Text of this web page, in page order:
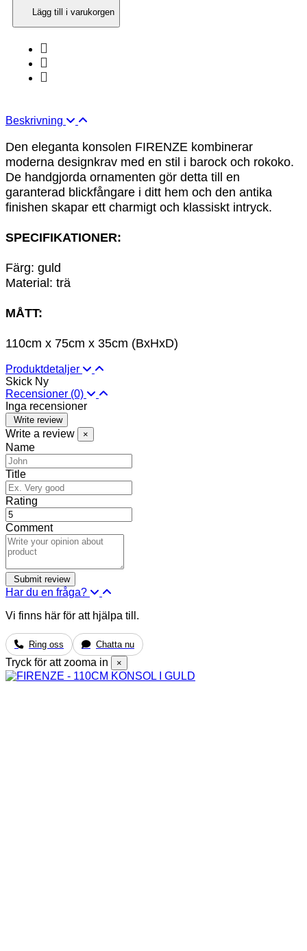
Lägg till i varukorgen
Beskrivning
Den eleganta konsolen FIRENZE kombinerar
moderna designkrav med en stil i barock och rokoko.
De handgjorda ornamenten gör detta till en
garanterad blickfångare i ditt hem och den antika
finishen skapar ett charmigt och klassiskt intryck.
SPECIFIKATIONER:
Färg: guld
Material: trä
MÅTT:
110cm x 75cm x 35cm (BxHxD)
Produktdetaljer
Skick Ny
Recensioner (0)
Inga recensioner
Write review
Write a review ×
Name
Title
Rating
Comment
Har du en fråga?
Vi finns här för att hjälpa till.
Ring oss Chatta nu
Tryck för att zooma in ×